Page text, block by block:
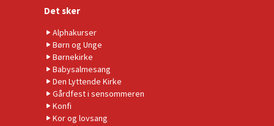
Det sker
Alphakurser
Børn og Unge
Børnekirke
Babysalmesang
Den Lyttende Kirke
Gårdfest i sensommeren
Konfi
Kor og lovsang